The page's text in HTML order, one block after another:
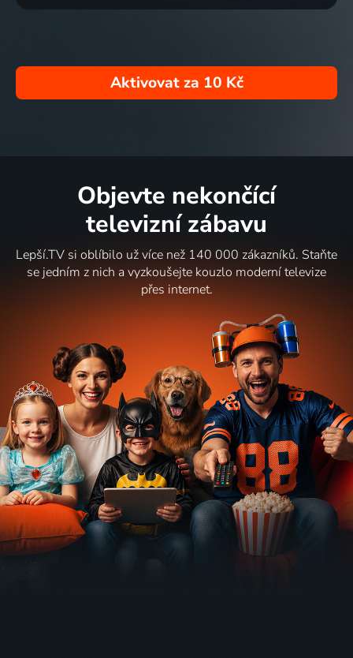
Aktivovat za 10 Kč
Objevte nekončící
televizní zábavu
Lepší.TV si oblíbilo už více než 140 000 zákazníků. Staňte
se jedním z nich a vyzkoušejte kouzlo moderní televize
přes internet.